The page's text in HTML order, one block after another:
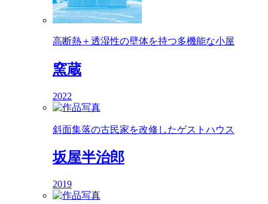
高断熱＋透湿性の壁体を持つ多機能な小屋
窯蔵
2022
斜面集落の古民家を改修したゲストハウス
坂屋半治郎
2019